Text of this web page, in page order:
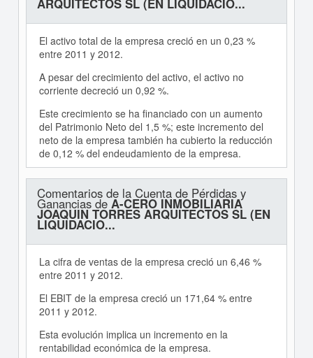
ARQUITECTOS SL (EN LIQUIDACIO...
El activo total de la empresa creció en un 0,23 %
entre 2011 y 2012.
A pesar del crecimiento del activo, el activo no
corriente decreció un 0,92 %.
Este crecimiento se ha financiado con un aumento
del Patrimonio Neto del 1,5 %; este incremento del
neto de la empresa también ha cubierto la reducción
de 0,12 % del endeudamiento de la empresa.
Comentarios de la Cuenta de Pérdidas y
Ganancias deA-CERO INMOBILIARIA
JOAQUIN TORRES ARQUITECTOS SL (EN
LIQUIDACIO...
La cifra de ventas de la empresa creció un 6,46 %
entre 2011 y 2012.
El EBIT de la empresa creció un 171,64 % entre
2011 y 2012.
Esta evolución implica un incremento en la
rentabilidad económica de la empresa.